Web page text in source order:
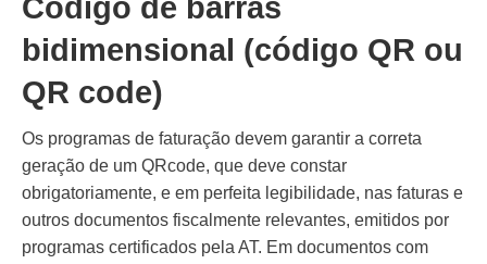
Código de barras
bidimensional (código QR ou
QR code)
Os programas de faturação devem garantir a correta
geração de um QRcode, que deve constar
obrigatoriamente, e em perfeita legibilidade, nas faturas e
outros documentos fiscalmente relevantes, emitidos por
programas certificados pela AT. Em documentos com